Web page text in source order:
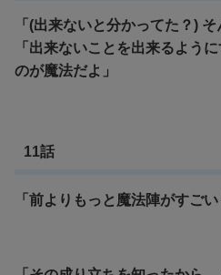
「(出来ないと分かってた？) そ
「出来ないことを出来るよう
のが魔法だよ」
11話
「前よりもっと魔法陣がすごい